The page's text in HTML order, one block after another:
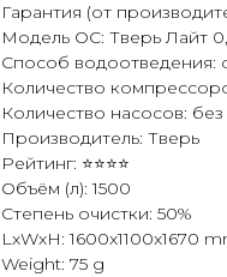
Гарантия (от
Модель ОС: Тверь Лайт
Способ водоотведения:
Количество
Количество насосов: без
Производитель: Тверь
Рейтинг: ⭐⭐⭐⭐
Объём (л): 1500
Степень очистки: 50%
LxWxH: 1600x1100x1670
Weight: 75 g